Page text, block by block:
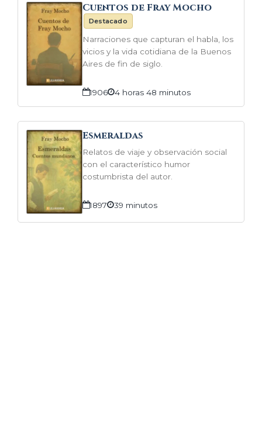
Cuentos de Fray Mocho
Destacado
Narraciones que capturan el habla, los
vicios y la vida cotidiana de la Buenos
Aires de fin de siglo.
1906 4 horas 48 minutos
Esmeraldas
Relatos de viaje y observación social
con el característico humor
costumbrista del autor.
1897 39 minutos